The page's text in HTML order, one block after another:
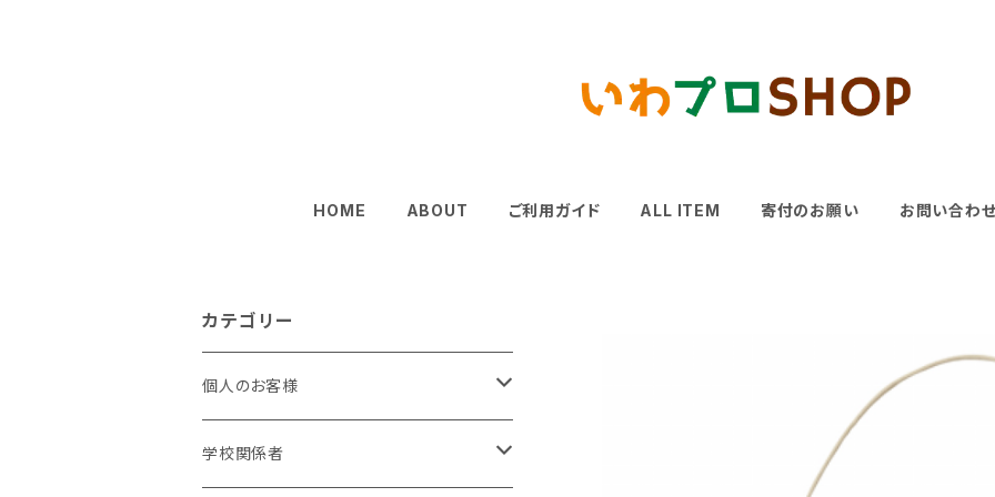
HOME ABOUT ご利用ガイド ALL ITEM 寄付のお願い お問い合わ
カテゴリー
個人のお客様
小学生
学校関係者